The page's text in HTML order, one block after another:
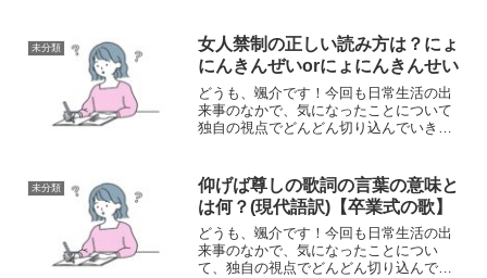
未分類
女人禁制の正しい読み方は？にょ
にんきんぜいorにょにんきんせい
どうも、颯介です！今回も日常生活の出
来事のなかで、気になったことについて
独自の視点でどんどん切り込んでいきた
は、『女人禁制』の読み方についてで
す。というのも、先日の記事で...
未分類
仰げば尊しの歌詞の言葉の意味と
は何？(現代語訳)【卒業式の歌】
どうも、颯介です！今回も日常生活の出
来事のなかで、気になったことについ
て、独自の視点でどんどん切り込んで行